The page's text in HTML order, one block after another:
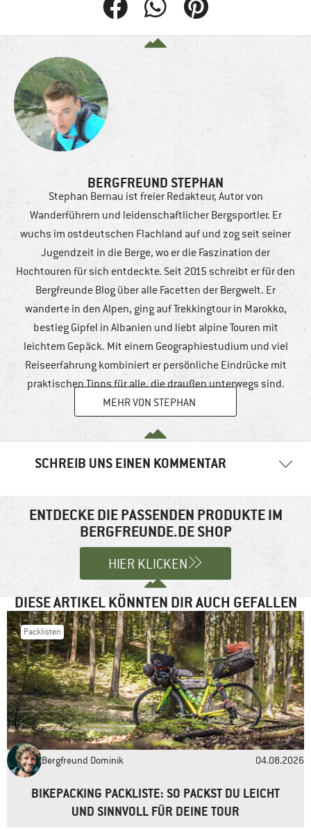
BERGFREUND STEPHAN
Stephan Bernau ist freier Redakteur, Autor von
Wanderführern und leidenschaftlicher Bergsportler. Er
wuchs im ostdeutschen Flachland auf und zog seit seiner
Jugendzeit in die Berge, wo er die Faszination der
Hochtouren für sich entdeckte. Seit 2015 schreibt er für den
Bergfreunde Blog über alle Facetten der Bergwelt. Er
wanderte in den Alpen, ging auf Trekkingtour in Marokko,
bestieg Gipfel in Albanien und liebt alpine Touren mit
leichtem Gepäck. Mit einem Geographiestudium und viel
Reiseerfahrung kombiniert er persönliche Eindrücke mit
praktischen Tipps für alle, die draußen unterwegs sind.
MEHR VON STEPHAN
SCHREIB UNS EINEN KOMMENTAR
Felder sind mit*markiert
Name*
E-Mail-Adresse*
Website
ENTDECKE DIE PASSENDEN PRODUKTE IM
BERGFREUNDE.DE SHOP
HIER KLICKEN
DIESE ARTIKEL KÖNNTEN DIR AUCH GEFALLEN
Packlisten
Bergfreund Dominik 04.08.2026
BIKEPACKING PACKLISTE: SO PACKST DU LEICHT
UND SINNVOLL FÜR DEINE TOUR